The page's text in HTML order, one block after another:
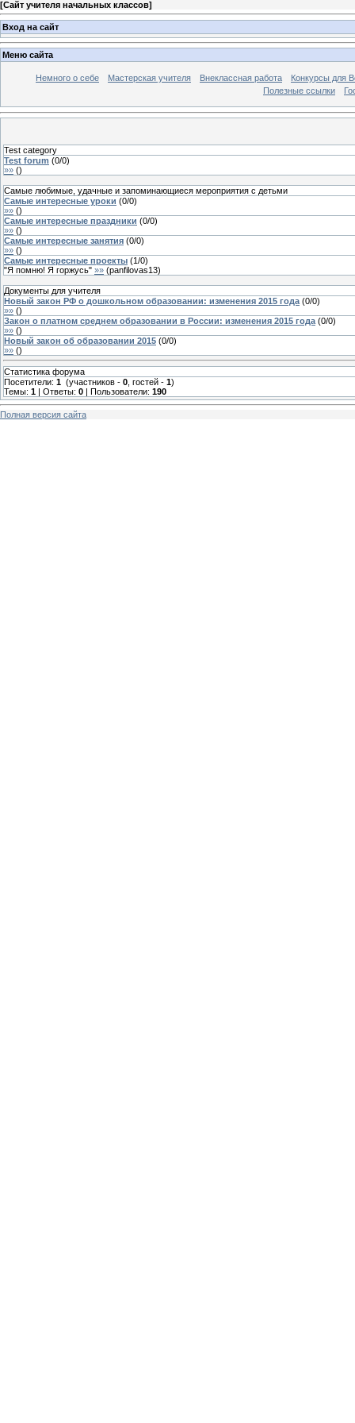
[Сайт учителя начальных классов]
Вход на сайт
Меню сайта
Немного о себе Мастерская учителя Внеклассная работа
Конкурсы для
Полезные ссылки
Test category
Test forum (0/0)
»» ()
Самые любимые, удачные и запоминающиеся мероприятия с детьми
Самые интересные уроки (0/0)
»» ()
Самые интересные праздники (0/0)
»» ()
Самые интересные занятия (0/0)
»» ()
Самые интересные проекты (1/0)
"Я помню! Я горжусь" »» (panfilovas13)
Документы для учителя
Новый закон РФ о дошкольном образовании: изменения 2015 года (0/0)
»» ()
Закон о платном среднем образовании в России: изменения 2015 года (0/0)
»» ()
Новый закон об образовании 2015 (0/0)
»» ()
Статистика форума
Посетители: 1 (участников - 0 , гостей - 1)
Темы: 1 | Ответы: 0 | Пользователи: 190
Полная версия сайта